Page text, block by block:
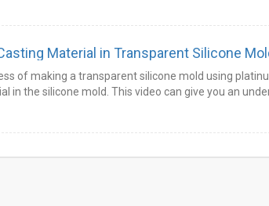
Material in Transparent Silicone
of making a transparent silicone mold using
in the silicone mold. This video can give you an